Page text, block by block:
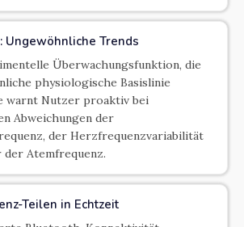
Ungewöhnliche Trends
Überwachungsfunktion, die
physiologische Basislinie
warnt Nutzer proaktiv bei
Abweichungen der
der Herzfrequenzvariabilität
der Atemfrequenz.
Teilen in Echtzeit